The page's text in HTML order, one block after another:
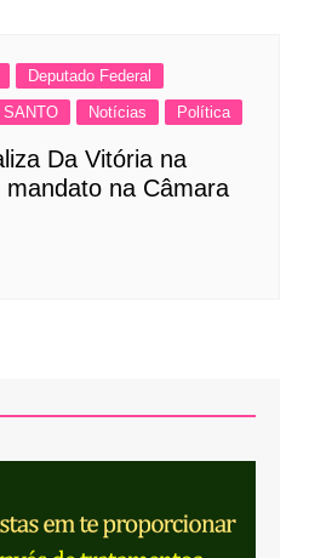
Deputado Federal
Notícias Política
Da Vitória na
na Câmara